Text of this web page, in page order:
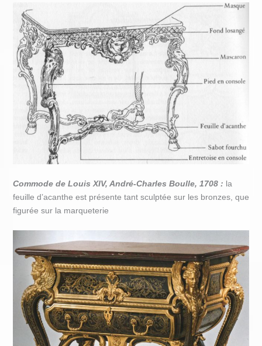
Commode de Louis XIV, André-Charles Boulle, 1708 : la
feuille d’acanthe est présente tant sculptée sur les bronzes, que
figurée sur la marqueterie